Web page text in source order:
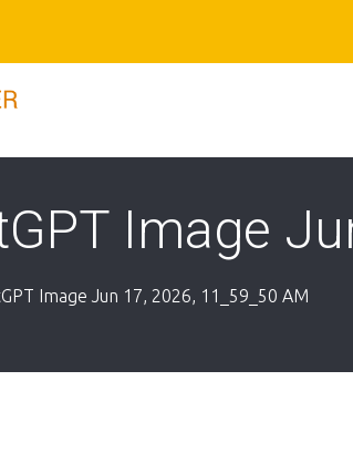
Image
Image Jun 17, 2026, 11_59_50 AM